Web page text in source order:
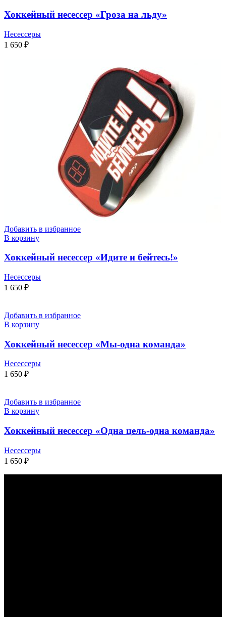
Хоккейный несессер «Гроза на льду»
Несессеры
1 650 ₽
Добавить в избранное
В корзину
Хоккейный несессер «Идите и бейтесь!»
Несессеры
1 650 ₽
Добавить в избранное
В корзину
Хоккейный несессер «Мы-одна команда»
Несессеры
1 650 ₽
Добавить в избранное
В корзину
Хоккейный несессер «Одна цель-одна команда»
Несессеры
1 650 ₽